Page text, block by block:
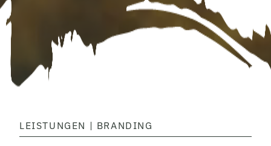
LEISTUNGEN | BRANDING